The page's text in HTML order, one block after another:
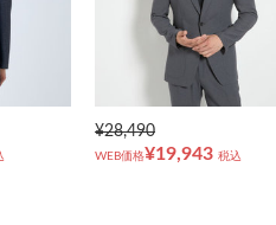
¥28,490
WEB価格¥19,943 税込